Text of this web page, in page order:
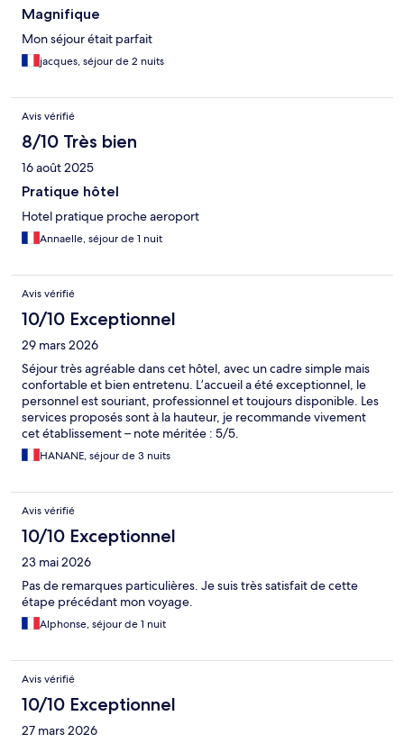
Magnifique
Mon séjour était parfait
jacques, séjour de 2 nuits
Avis vérifié
8/10 Très bien
16 août 2025
Pratique hôtel
Hotel pratique proche aeroport
Annaelle, séjour de 1 nuit
Avis vérifié
10/10 Exceptionnel
29 mars 2026
Séjour très agréable dans cet hôtel, avec un cadre simple mais
confortable et bien entretenu. L’accueil a été exceptionnel, le
personnel est souriant, professionnel et toujours disponible. Les
services proposés sont à la hauteur, je recommande vivement
cet établissement – note méritée : 5/5.
HANANE, séjour de 3 nuits
Avis vérifié
10/10 Exceptionnel
23 mai 2026
Pas de remarques particulières. Je suis très satisfait de cette
étape précédant mon voyage.
Alphonse, séjour de 1 nuit
Avis vérifié
10/10 Exceptionnel
27 mars 2026